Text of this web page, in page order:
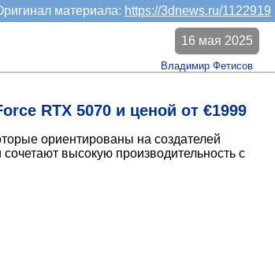
материала: https://3dnews.ru/1122919
RTX 5070 и ценой от €1999
16 мая 2025
Владимир Фетисов
ориентированы на создателей
высокую производительность с